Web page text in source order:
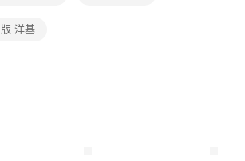
事先徵得法定代理人或監護人之同意方可使用
付」時，將依據個別帳號之用戶狀況，依本公司即
版 洋基